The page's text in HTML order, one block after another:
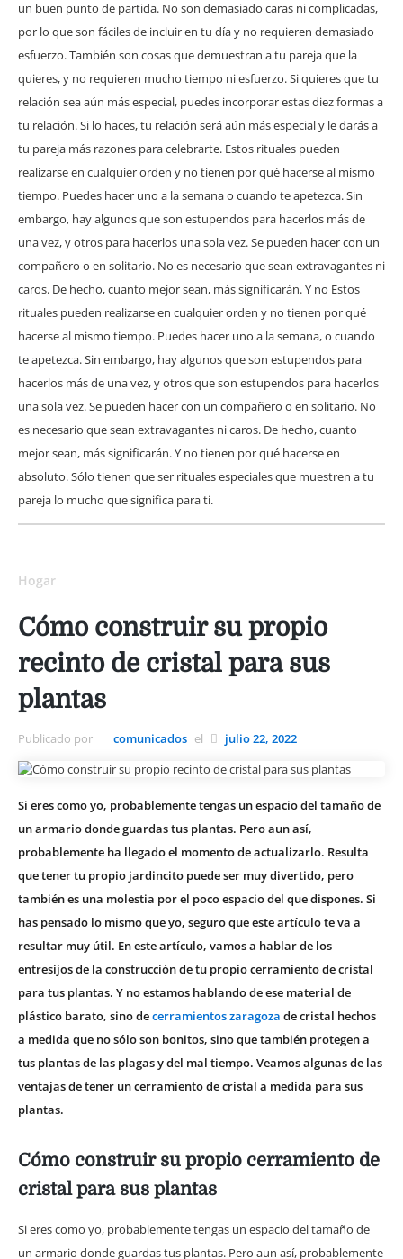
un buen punto de partida. No son demasiado caras ni complicadas,
por lo que son fáciles de incluir en tu día y no requieren demasiado
esfuerzo. También son cosas que demuestran a tu pareja que la
quieres, y no requieren mucho tiempo ni esfuerzo. Si quieres que tu
relación sea aún más especial, puedes incorporar estas diez formas a
tu relación. Si lo haces, tu relación será aún más especial y le darás a
tu pareja más razones para celebrarte. Estos rituales pueden
realizarse en cualquier orden y no tienen por qué hacerse al mismo
tiempo. Puedes hacer uno a la semana o cuando te apetezca. Sin
embargo, hay algunos que son estupendos para hacerlos más de
una vez, y otros para hacerlos una sola vez. Se pueden hacer con un
compañero o en solitario. No es necesario que sean extravagantes ni
caros. De hecho, cuanto mejor sean, más significarán. Y no Estos
rituales pueden realizarse en cualquier orden y no tienen por qué
hacerse al mismo tiempo. Puedes hacer uno a la semana, o cuando
te apetezca. Sin embargo, hay algunos que son estupendos para
hacerlos más de una vez, y otros que son estupendos para hacerlos
una sola vez. Se pueden hacer con un compañero o en solitario. No
es necesario que sean extravagantes ni caros. De hecho, cuanto
mejor sean, más significarán. Y no tienen por qué hacerse en
absoluto. Sólo tienen que ser rituales especiales que muestren a tu
pareja lo mucho que significa para ti.
Hogar
Cómo construir su propio
recinto de cristal para sus
plantas
Publicado por comunicados el julio 22, 2022
Si eres como yo, probablemente tengas un espacio del tamaño de
un armario donde guardas tus plantas. Pero aun así,
probablemente ha llegado el momento de actualizarlo. Resulta
que tener tu propio jardincito puede ser muy divertido, pero
también es una molestia por el poco espacio del que dispones. Si
has pensado lo mismo que yo, seguro que este artículo te va a
resultar muy útil. En este artículo, vamos a hablar de los
entresijos de la construcción de tu propio cerramiento de cristal
para tus plantas. Y no estamos hablando de ese material de
plástico barato, sino decerramientos zaragoza de cristal hechos
a medida que no sólo son bonitos, sino que también protegen a
tus plantas de las plagas y del mal tiempo. Veamos algunas de las
ventajas de tener un cerramiento de cristal a medida para sus
plantas.
Cómo construir su propio cerramiento de
cristal para sus plantas
Si eres como yo, probablemente tengas un espacio del tamaño de
un armario donde guardas tus plantas. Pero aun así, probablemente